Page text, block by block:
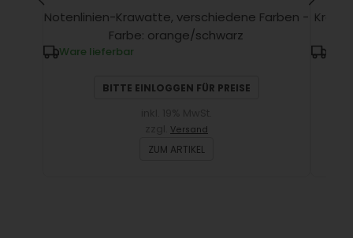
Notenlinien-Krawatte, verschiedene Farben -
Farbe: orange/schwarz
Ware lieferbar
BITTE EINLOGGEN FÜR PREISE
Versand
ZUM ARTIKEL